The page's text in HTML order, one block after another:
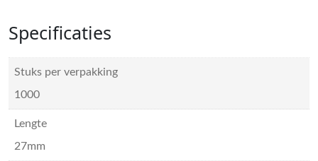
Specificaties
Stuks per verpakking
1000
Lengte
27mm